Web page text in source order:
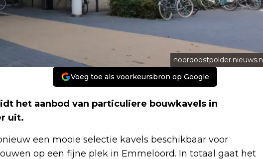
noordoostpolder.nieuws.nl
Voeg toe als voorkeursbron op Google
het aanbod van particuliere bouwkavels in
uit.
een mooie selectie kavels beschikbaar voor
op een fijne plek in Emmeloord. In totaal gaat het